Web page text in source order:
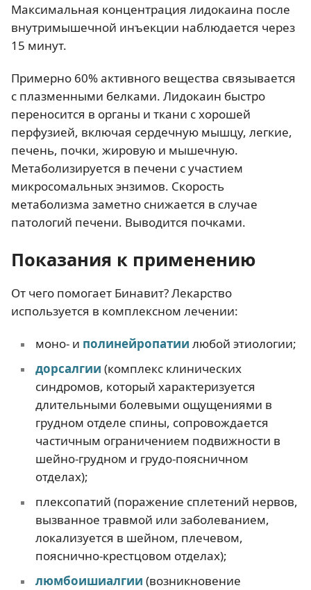
Максимальная концентрация лидокаина после
внутримышечной инъекции наблюдается через
15 минут.
Примерно 60% активного вещества связывается
с плазменными белками. Лидокаин быстро
переносится в органы и ткани с хорошей
перфузией, включая сердечную мышцу, легкие,
печень, почки, жировую и мышечную.
Метаболизируется в печени с участием
микросомальных энзимов. Скорость
метаболизма заметно снижается в случае
патологий печени. Выводится почками.
Показания к применению
От чего помогает Бинавит? Лекарство
используется в комплексном лечении:
моно- и полинейропатии любой этиологии;
дорсалгии (комплекс клинических
синдромов, который характеризуется
длительными болевыми ощущениями в
грудном отделе спины, сопровождается
частичным ограничением подвижности в
шейно-грудном и грудо-поясничном
отделах);
плексопатий (поражение сплетений нервов,
вызванное травмой или заболеванием,
локализуется в шейном, плечевом,
пояснично-крестцовом отделах);
люмбоишиалгии (возникновение